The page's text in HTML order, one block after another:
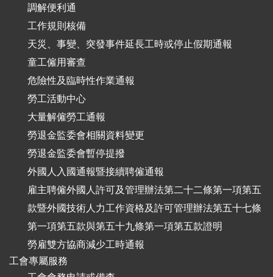
調解便利通
工作規則核備
天災、事變、突發事件延長工時或停止假期通報
童工僱用審查
危險性及臨時性作業通報
勞工活動中心
大量解僱勞工通報
勞退金監委會相關資料變更
勞退金監委會暫停提撥
外國人入國通報暨接續聘僱通報
雇主聘僱外國人許可及管理辦法第二十二條第一項第五
款暨外國技術人力工作資格及許可管理辦法第五十七條
第一項第五款與第五十九條第一項第五款證明
勞雇雙方協商減少工時通報
工會專屬服務